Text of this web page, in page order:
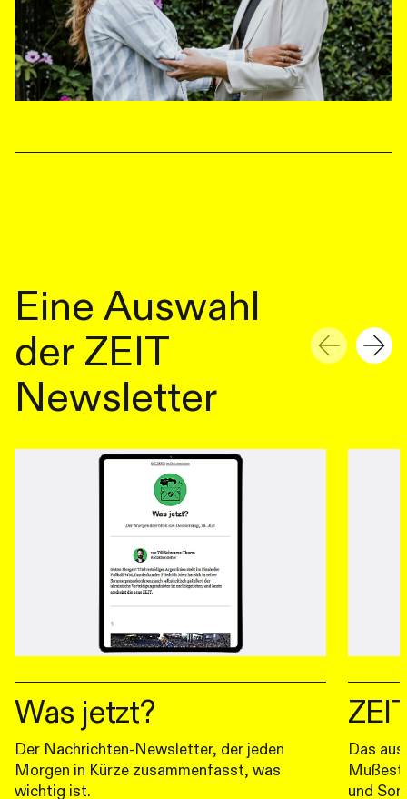
Eine Auswahl
der ZEIT
Newsletter
Was jetzt?
Der Nachrichten-Newsletter, der jeden
Morgen in Kürze zusammenfasst, was
wichtig ist.
Das
und